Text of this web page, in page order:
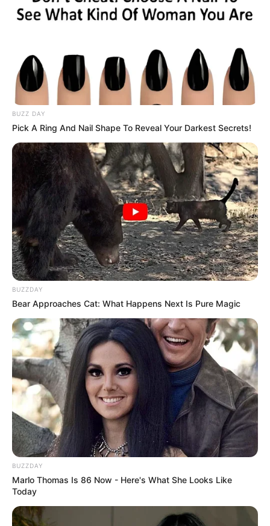
BUZZ DAY
Pick A Ring And Nail Shape To Reveal Your Darkest Secrets!
BUZZDAY
Bear Approaches Cat: What Happens Next Is Pure Magic
BUZZDAY
Marlo Thomas Is 86 Now - Here's What She Looks Like
Today